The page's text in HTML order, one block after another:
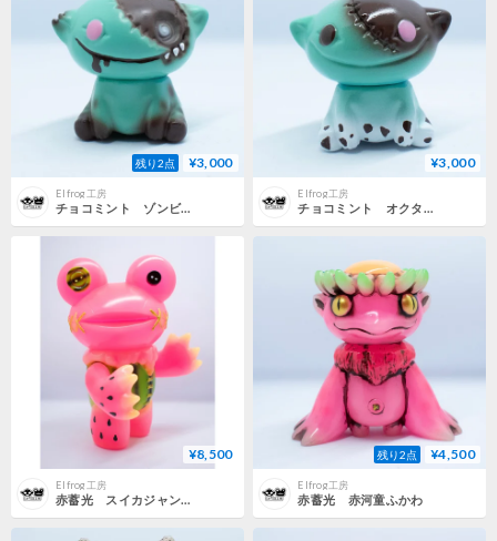
残り2点 ¥3,000
Elfrog工房
チョコミント ゾンビオクタン
¥3,000
Elfrog工房
¥8,500
Elfrog工房
赤蓄光 スイカジャンボテッチ
残り2点 ¥4,500
Elfrog工房
赤蓄光 赤河童ふかわ